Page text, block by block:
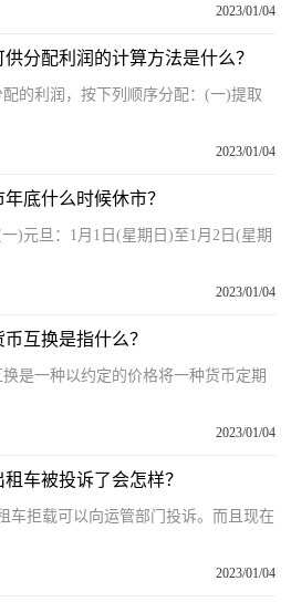
2023/01/04
分配利润的计算方法是什么？
的利润，按下列顺序分配：(一)提取
2023/01/04
底什么时候休市？
)元旦：1月1日(星期日)至1月2日(星期
2023/01/04
互换是指什么？
是一种以约定的价格将一种货币定期
2023/01/04
车被投诉了会怎样？
车拒载可以向运管部门投诉。而且现在
2023/01/04